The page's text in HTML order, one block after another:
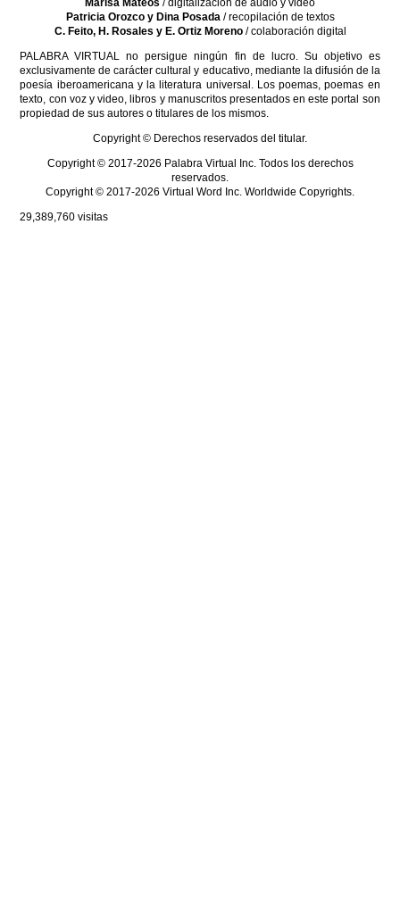
Marisa Mateos / digitalización de audio y video
Patricia Orozco y Dina Posada/ recopilación de textos
C. Feito, H. Rosales y E. Ortiz Moreno/ colaboración digital
PALABRA VIRTUAL no persigue ningún fin de lucro. Su objetivo es
exclusivamente de carácter cultural y educativo, mediante la difusión de la
poesía iberoamericana y la literatura universal. Los poemas, poemas en
texto, con voz y video, libros y manuscritos presentados en este portal son
propiedad de sus autores o titulares de los mismos.
Copyright © Derechos reservados del titular.
Copyright © 2017-2026 Palabra Virtual Inc. Todos los derechos
reservados.
Copyright © 2017-2026 Virtual Word Inc. Worldwide Copyrights.
29,389,760 visitas